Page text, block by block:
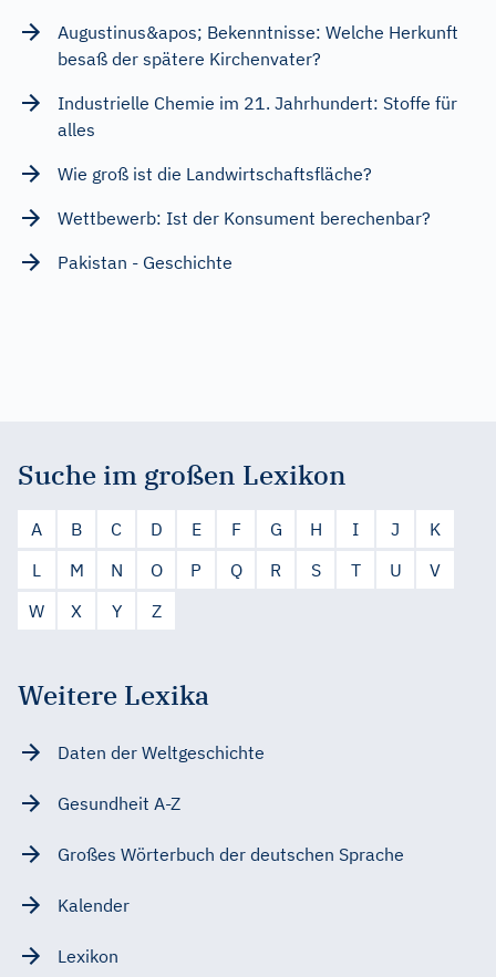
Augustinus&apos; Bekenntnisse: Welche Herkunft
besaß der spätere Kirchenvater?
Industrielle Chemie im 21. Jahrhundert: Stoffe für
alles
Wie groß ist die Landwirtschaftsfläche?
Wettbewerb: Ist der Konsument berechenbar?
Pakistan - Geschichte
Suche im großen Lexikon
A B C D E F G H I J
K
L
M N O P Q R S T U
V
W
X Y Z
Weitere Lexika
Daten der Weltgeschichte
Gesundheit A-Z
Großes Wörterbuch der deutschen Sprache
Kalender
Lexikon